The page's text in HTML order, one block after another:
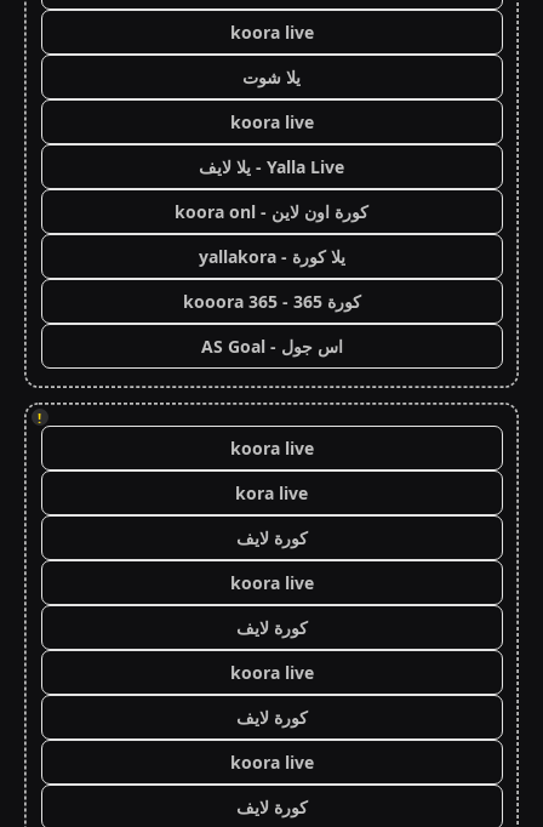
koora live
يلا شوت
koora live
Yalla Live - يلا لايف
كورة اون لاين - koora onl
يلا كورة - yallakora
كورة 365 - kooora 365
اس جول - AS Goal
!
koora live
kora live
كورة لايف
koora live
كورة لايف
koora live
كورة لايف
koora live
كورة لايف